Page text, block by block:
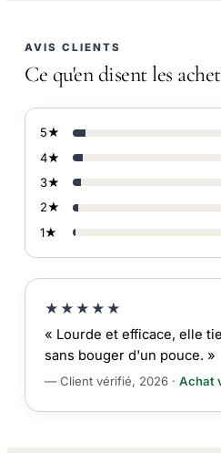
AVIS CLIENTS
Ce qu'en disent les
5★
4★
3★
2★
1★
★★★★★
« Lourde et efficace, elle
sans bouger d'un pouce. »
— Client vérifié, 2026 · Achat